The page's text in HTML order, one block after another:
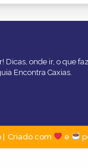
onde ir, o que
Encontra Caxias.
Criado com e